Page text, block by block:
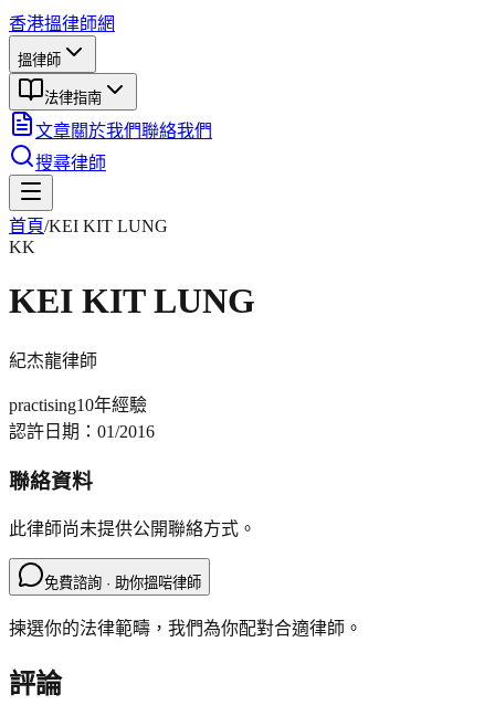
香港搵律師網
搵律師
法律指南
文章關於我們聯絡我們
搜尋律師
首頁/KEI KIT LUNG
KK
KEI KIT LUNG
紀杰龍律師
practising10年經驗
認許日期： 01/2016
聯絡資料
此律師尚未提供公開聯絡方式。
免費諮詢 · 助你搵啱律師
揀選你的法律範疇，我們為你配對合適律師。
評論